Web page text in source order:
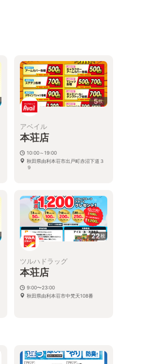
5枚
アベイル
本荘店
10:00～19:00
秋田県由利本荘市出戸町赤沼下道３
９
22枚
ツルハドラッグ
本荘店
9:00〜23:00
秋田県由利本荘市中梵天108番